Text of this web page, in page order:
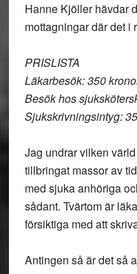
Hanne Kjöller hävdar
mottagningar där det i
PRISLISTA
Läkarbesök: 350
Besök hos
Sjukskrivningsintyg:
Jag undrar vilken
tillbringat massor av
med sjuka anhöriga
sådant. Tvärtom är
försiktiga med att
Antingen så är det så